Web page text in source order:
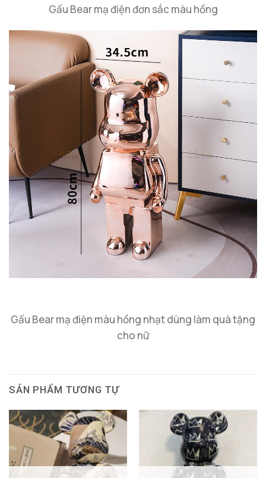
Gấu Bear mạ điện đơn sắc màu hồng
Gấu Bear mạ điện màu hồng nhạt dùng làm quà tặng
cho nữ
SẢN PHẨM TƯƠNG TỰ